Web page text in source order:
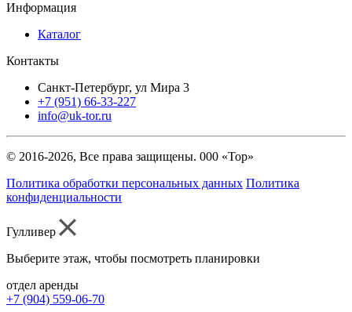
Информация
Каталог
Контакты
Санкт-Петербург, ул Мира 3
+7 (951) 66-33-227
info@uk-tor.ru
© 2016-2026, Все права защищены. 000 «Тор»
Политика обработки персональных данных Политика
конфиденциальности
Гулливер
Выберите этаж, чтобы посмотреть планировки
отдел аренды
+7 (904) 559-06-70